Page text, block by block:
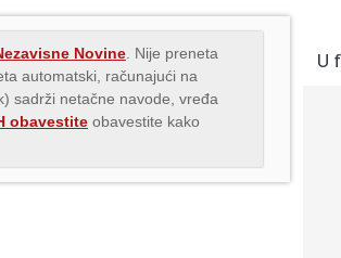
Novine . Nije preneta
automatski, računajući na
sadrži netačne navode, vređa
obavestite obavestite kako
U